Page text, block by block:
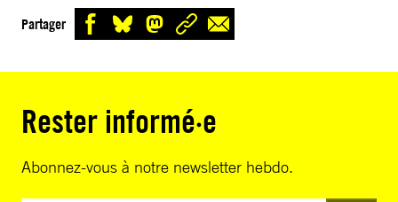
Partager
Rester informé·e
Abonnez-vous à notre newsletter hebdo.